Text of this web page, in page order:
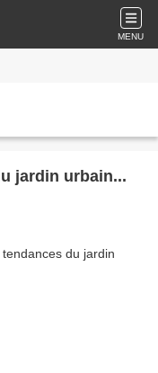
MENU
jardin urbain...